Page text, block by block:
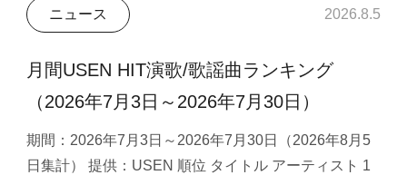
ニュース 2026.8.5
月間USEN HIT演歌/歌謡曲ランキング
（2026年7月3日～2026年7月30日）
期間：2026年7月3日～2026年7月30日（2026年8月5
日集計） 提供：USEN 順位 タイトル アーティスト 1